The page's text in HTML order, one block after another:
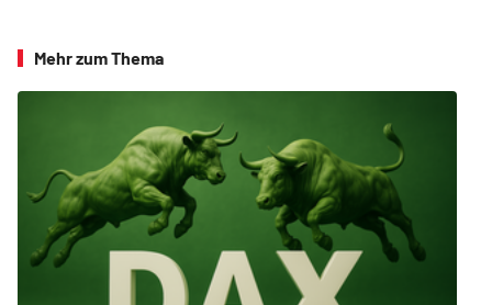
Mehr zum Thema